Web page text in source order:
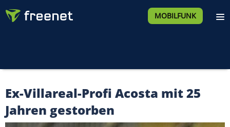
MOBILFUNK
Ex-Villareal-Profi Acosta mit 25
Jahren gestorben